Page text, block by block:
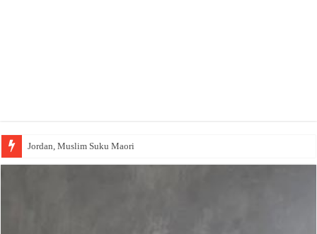
Jordan, Muslim Suku Maori
Wakaf Emas Muktamar